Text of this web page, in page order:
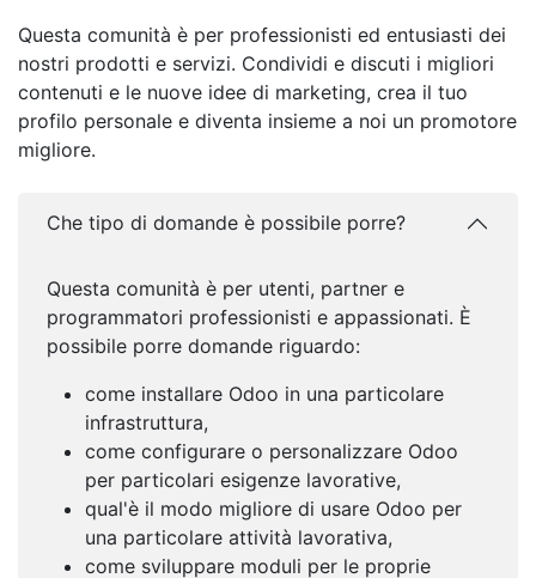
Questa comunità è per professionisti ed entusiasti dei
nostri prodotti e servizi. Condividi e discuti i migliori
contenuti e le nuove idee di marketing, crea il tuo
profilo personale e diventa insieme a noi un promotore
migliore.
Che tipo di domande è possibile porre?
Questa comunità è per utenti, partner e
programmatori professionisti e appassionati. È
possibile porre domande riguardo:
come installare Odoo in una particolare
infrastruttura,
come configurare o personalizzare Odoo
per particolari esigenze lavorative,
qual'è il modo migliore di usare Odoo per
una particolare attività lavorativa,
come sviluppare moduli per le proprie